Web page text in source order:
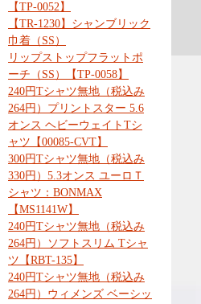
【TP-0052】
【TR-1230】シャンブリック
巾着（SS）
リップストップフラットポ
ーチ（SS）【TP-0058】
240円Tシャツ無地（税込み
264円）プリントスター 5.6
オンス ヘビーウェイトTシ
ャツ【00085-CVT】
300円Tシャツ無地（税込み
330円）5.3オンス ユーロＴ
シャツ：BONMAX
【MS1141W】
240円Tシャツ無地（税込み
264円）ソフトスリム Tシャ
ツ【RBT-135】
240円Tシャツ無地（税込み
264円）ウィメンズ ベーシッ